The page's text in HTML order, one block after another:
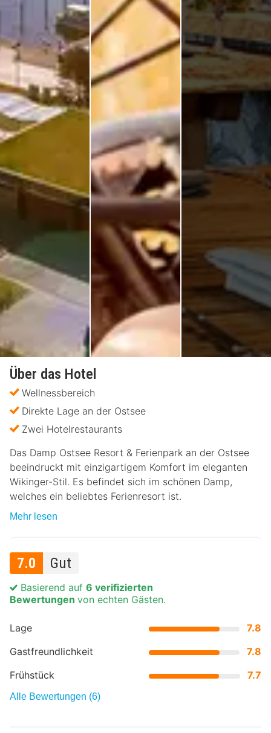
Über das Hotel
Wellnessbereich
Direkte Lage an der Ostsee
Zwei Hotelrestaurants
Das Damp Ostsee Resort & Ferienpark an der Ostsee
beeindruckt mit einzigartigem Komfort im eleganten
Wikinger-Stil. Es befindet sich im schönen Damp,
welches ein beliebtes Ferienresort ist.
Mehr lesen
7.0 Gut
Lage
7.8
Gastfreundlichkeit
7.8
Frühstück
7.7
Basierend auf 6 verifizierten
Bewertungen von echten Gästen.
Alle Bewertungen (6)